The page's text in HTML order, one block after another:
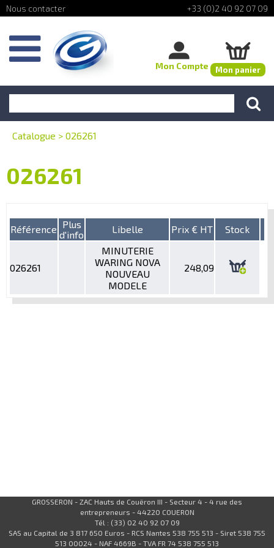
+33 (0)2 40 92 07 09
Mon Compte Mon panier
Catalogue > 026261
026261
Référence Plus
d'info
Libelle Prix € HT Stock
026261
MINUTERIE
WARING NOVA
NOUVEAU
MODELE
248,09
GROSSERON - ZAC Hauts de Couëron III - Secteur 4 - 4 rue des
entrepreneurs - 44220 COUERON
Tél : (33) 02 40 92 07 09
SAS au Capital de 3 817 650 Euros - RCS Nantes 538 755 513 - Siret 538 755
513 00024 - NAF 4669B - TVA FR 74 538 755 513